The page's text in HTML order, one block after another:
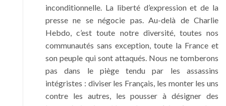
inconditionnelle. La liberté d’expression et de la
presse ne se négocie pas. Au-delà de Charlie
Hebdo, c’est toute notre diversité, toutes nos
communautés sans exception, toute la France et
son peuple qui sont attaqués. Nous ne tomberons
pas dans le piège tendu par les assassins
intégristes : diviser les Français, les monter les uns
contre les autres, les pousser à désigner des